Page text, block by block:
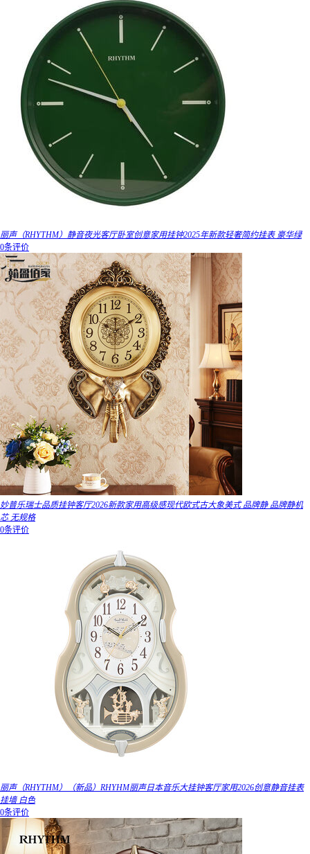
丽声（RHYTHM）静音夜光客厅卧室创意家用挂钟2025年新款轻奢简约挂表 豪华绿
0条评价
妙普乐瑞士品质挂钟客厅2026新款家用高级感现代欧式古大象美式 品牌静 品牌静机
芯 无规格
0条评价
丽声（RHYTHM）（新品）RHYHM丽声日本音乐大挂钟客厅家用2026创意静音挂表
挂墙 白色
0条评价